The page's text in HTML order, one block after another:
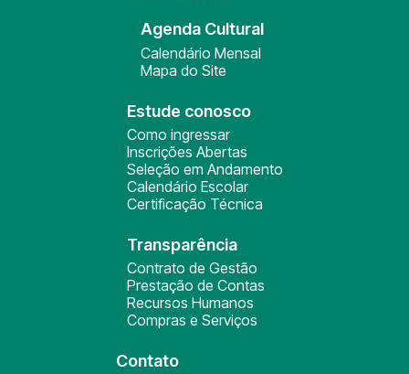
Agenda Cultural
Calendário Mensal
Mapa do Site
Estude conosco
Como ingressar
Inscrições Abertas
Seleção em Andamento
Calendário Escolar
Certificação Técnica
Transparência
Contrato de Gestão
Prestação de Contas
Recursos Humanos
Compras e Serviços
Contato